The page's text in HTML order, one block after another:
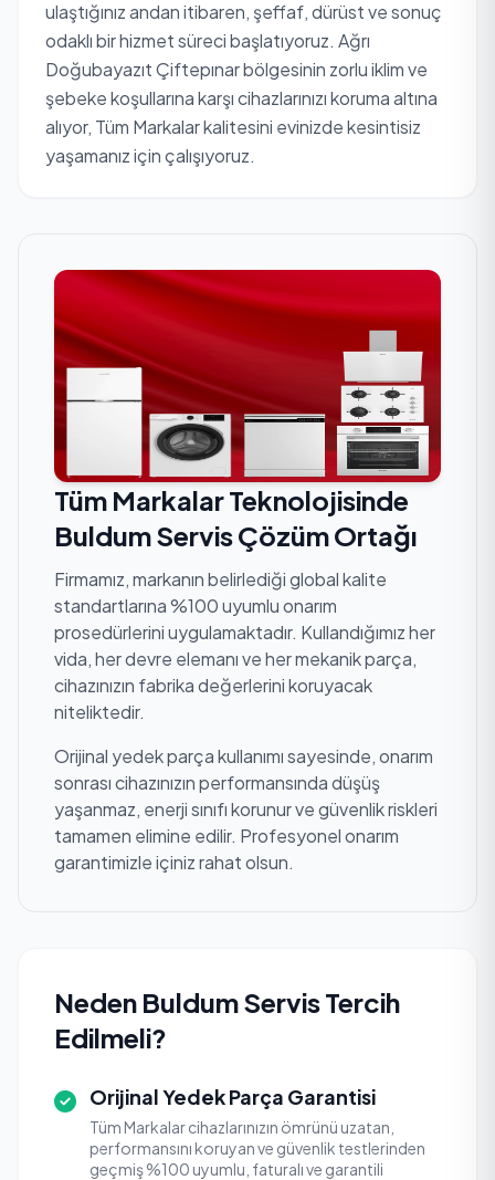
ulaştığınız andan itibaren, şeffaf, dürüst ve sonuç
odaklı bir hizmet süreci başlatıyoruz. Ağrı
Doğubayazıt Çiftepınar bölgesinin zorlu iklim ve
şebeke koşullarına karşı cihazlarınızı koruma altına
alıyor, Tüm Markalar kalitesini evinizde kesintisiz
yaşamanız için çalışıyoruz.
Tüm Markalar Teknolojisinde
Buldum Servis Çözüm Ortağı
Firmamız, markanın belirlediği global kalite
standartlarına %100 uyumlu onarım
prosedürlerini uygulamaktadır. Kullandığımız her
vida, her devre elemanı ve her mekanik parça,
cihazınızın fabrika değerlerini koruyacak
niteliktedir.
Orijinal yedek parça kullanımı sayesinde, onarım
sonrası cihazınızın performansında düşüş
yaşanmaz, enerji sınıfı korunur ve güvenlik riskleri
tamamen elimine edilir. Profesyonel onarım
garantimizle içiniz rahat olsun.
Neden Buldum Servis Tercih
Edilmeli?
Orijinal Yedek Parça Garantisi
Tüm Markalar cihazlarınızın ömrünü uzatan,
performansını koruyan ve güvenlik testlerinden
geçmiş %100 uyumlu, faturalı ve garantili